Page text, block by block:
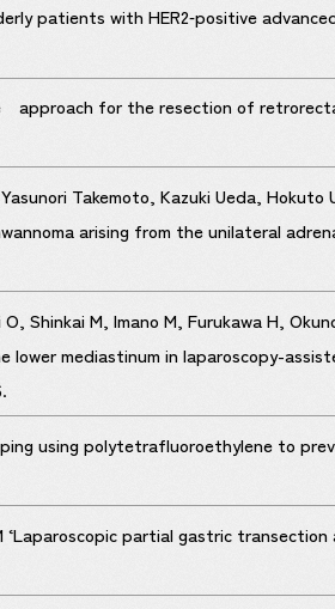
patients with HER2‑positive
approach for the resection of
Takemoto, Kazuki Ueda, Hokuto
arising from the unilateral
Shinkai M, Imano M, Furukawa H,
mediastinum in laparoscopy-
using polytetrafluoroethylene to
partial gastric